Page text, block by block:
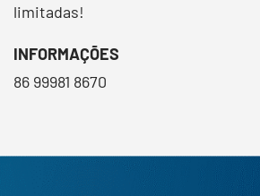
limitadas!
INFORMAÇÕES
86 99981 8670